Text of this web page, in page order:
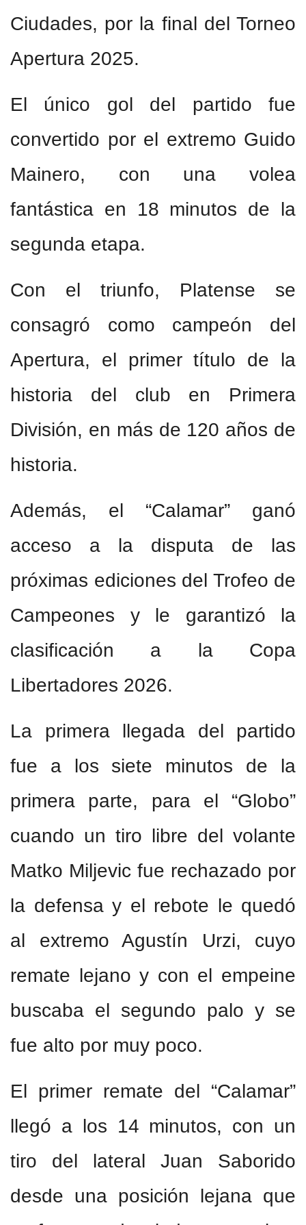
Ciudades, por la final del Torneo
Apertura 2025.
El único gol del partido fue
convertido por el extremo Guido
Mainero, con una volea
fantástica en 18 minutos de la
segunda etapa.
Con el triunfo, Platense se
consagró como campeón del
Apertura, el primer título de la
historia del club en Primera
División, en más de 120 años de
historia.
Además, el “Calamar” ganó
acceso a la disputa de las
próximas ediciones del Trofeo de
Campeones y le garantizó la
clasificación a la Copa
Libertadores 2026.
La primera llegada del partido
fue a los siete minutos de la
primera parte, para el “Globo”
cuando un tiro libre del volante
Matko Miljevic fue rechazado por
la defensa y el rebote le quedó
al extremo Agustín Urzi, cuyo
remate lejano y con el empeine
buscaba el segundo palo y se
fue alto por muy poco.
El primer remate del “Calamar”
llegó a los 14 minutos, con un
tiro del lateral Juan Saborido
desde una posición lejana que